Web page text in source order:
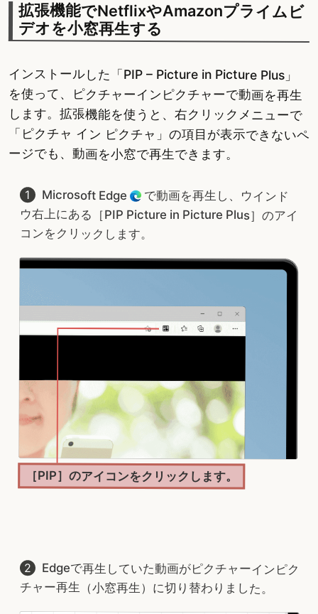
拡張機能でNetflixやAmazonプライムビ
デオを小窓再生する
インストールした「PIP – Picture in Picture Plus」
を使って、ピクチャーインピクチャーで動画を再生
します。拡張機能を使うと、右クリックメニューで
「ピクチャ イン ピクチャ」の項目が表示できないペ
ージでも、動画を小窓で再生できます。
Microsoft Edge で動画を再生し、ウインド
ウ右上にある［PIP Picture in Picture Plus］のアイ
コンをクリックします。
［PIP］のアイコンをクリックします。
Edgeで再生していた動画がピクチャーインピク
チャー再生（小窓再生）に切り替わりました。